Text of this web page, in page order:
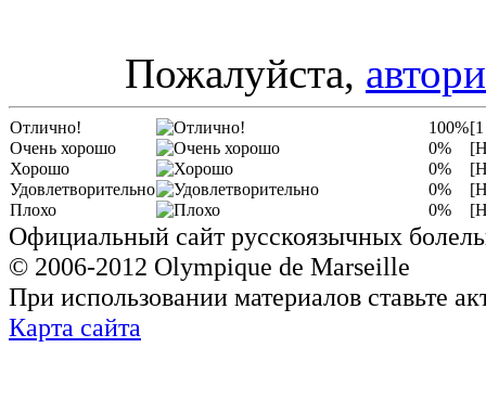
Пожалуйста,
Отлично! 100%
Очень хорошо
0%
Хорошо
0%
Удовлетворительно
0%
Плохо
0%
Официальный сайт русскоязычных
© 2006-2012 Olympique de Marseille
При использовании материалов ставьте
Карта сайта